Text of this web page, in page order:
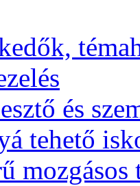
és
tehető
mozgásos